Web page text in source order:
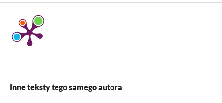
Inne teksty tego samego autora